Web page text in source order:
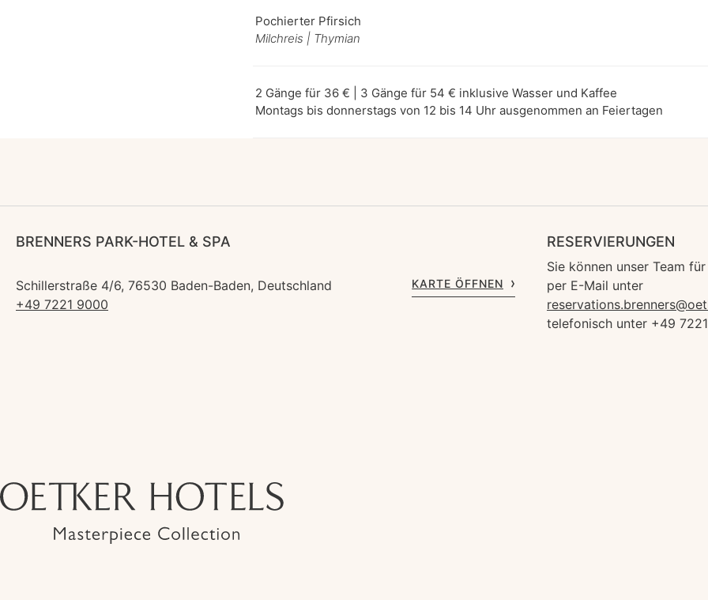
Pochierter Pfirsich
Milchreis | Thymian
2 Gänge für 36 € | 3 Gänge für 54 € inklusive Wasser und Kaffee
Montags bis donnerstags von 12 bis 14 Uhr ausgenommen an Feiertagen
BRENNERS PARK-HOTEL & SPA
Schillerstraße 4/6, 76530 Baden-Baden, Deutschland
+49 7221 9000
KARTE ÖFFNEN
RESERVIERUNGEN
Sie können unser Team
per E-Mail unter
telefonisch unter +49